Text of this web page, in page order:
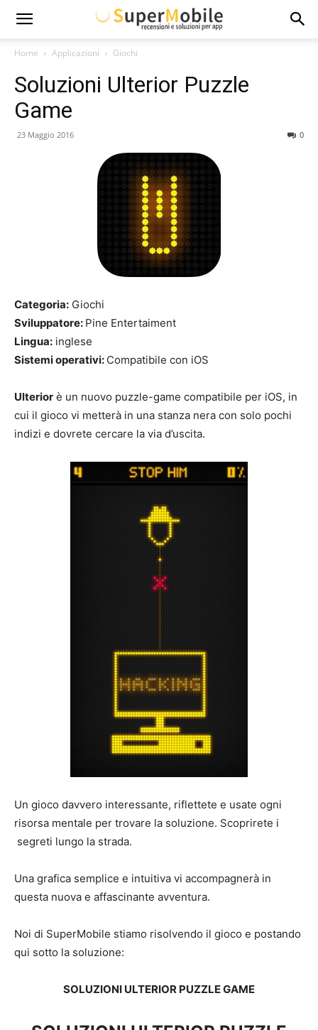
Super
Mobile
Home Applicazioni Giochi
Soluzioni Ulterior Puzzle
Game
23 Maggio 2016 0
Categoria: Giochi
Sviluppatore: Pine Entertaiment
Lingua: inglese
Sistemi operativi: Compatibile con iOS
Ulterior è un nuovo puzzle-game compatibile per iOS, in
cui il gioco vi metterà in una stanza nera con solo pochi
indizi e dovrete cercare la via d’uscita.
Un gioco davvero interessante, riflettete e usate ogni
risorsa mentale per trovare la soluzione. Scoprirete i
segreti lungo la strada.
Una grafica semplice e intuitiva vi accompagnerà in
questa nuova e affascinante avventura.
Noi di SuperMobile stiamo risolvendo il gioco e postando
qui sotto la soluzione:
SOLUZIONI ULTERIOR PUZZLE GAME